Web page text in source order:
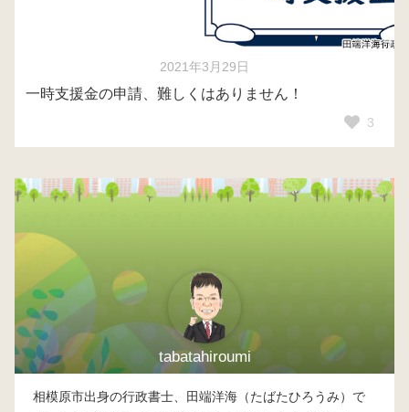
2021年3月29日
一時支援金の申請、難しくはありません！
3
tabatahiroumi
相模原市出身の行政書士、田端洋海（たばたひろうみ）で